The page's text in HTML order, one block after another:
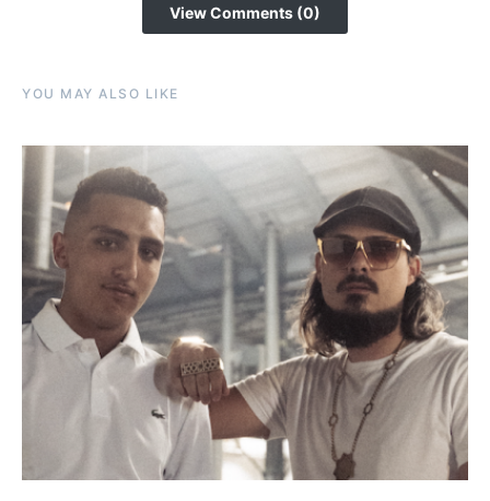
View Comments (0)
YOU MAY ALSO LIKE